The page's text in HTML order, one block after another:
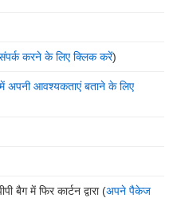
करने के लिए क्लिक करें)
अपनी आवश्यकताएं बताने के लिए
बैग में फिर कार्टन द्वारा (अपने पैकेज